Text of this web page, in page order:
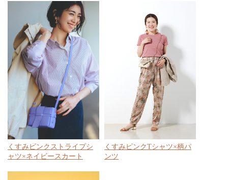
くすみピンクストライプシ
ャツ×ネイビースカート
くすみピンクTシャツ×柄パ
ンツ